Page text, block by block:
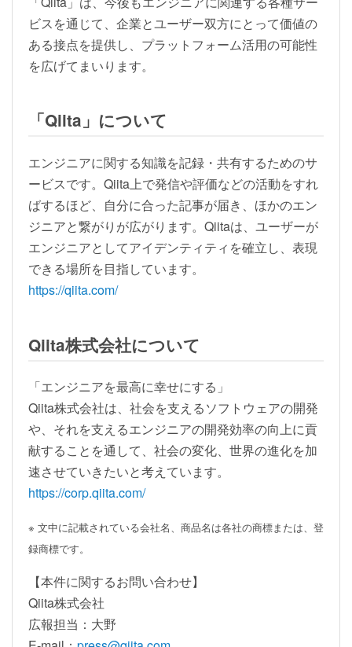
ビスを通じて、企業とユーザー双方にとって価値の
ある接点を提供し、プラットフォーム活用の可能性
を広げてまいります。
「Qiita」について
エンジニアに関する知識を記録・共有するためのサ
ービスです。Qiita上で発信や評価などの活動をすれ
ばするほど、自分に合った記事が届き、ほかのエン
ジニアと繋がりが広がります。Qiitaは、ユーザーが
エンジニアとしてアイデンティティを確立し、表現
できる場所を目指しています。
https://qiita.com/
Qiita株式会社について
「エンジニアを最高に幸せにする」
Qiita株式会社は、社会を支えるソフトウェアの開発
や、それを支えるエンジニアの開発効率の向上に貢
献することを通して、社会の変化、世界の進化を加
速させていきたいと考えています。
https://corp.qiita.com/
※ 文中に記載されている会社名、商品名は各社の商標または、登
録商標です。
【本件に関するお問い合わせ】
Qiita株式会社
広報担当：大野